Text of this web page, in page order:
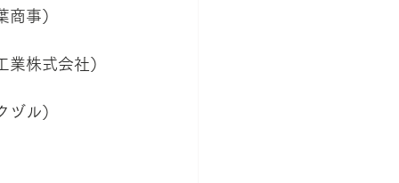
）
会社）
）